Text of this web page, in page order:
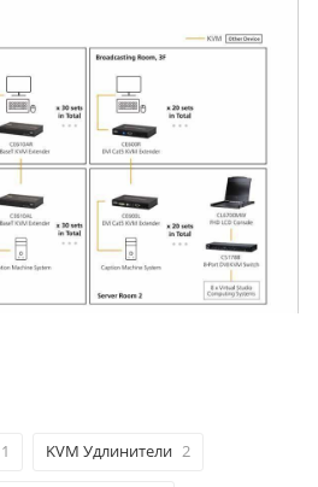
1 KVM Удлинители 2